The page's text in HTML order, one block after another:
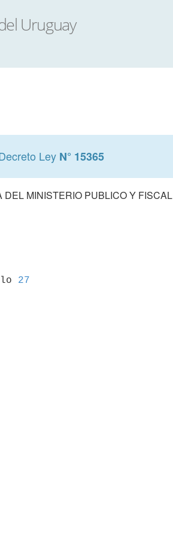
Ley N° 15365
DEL MINISTERIO PUBLICO Y FISCAL
27